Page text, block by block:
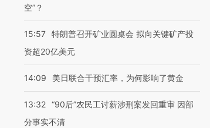
空”？
15:57 特朗普召开矿业圆桌会 拟向关键矿产投
资超20亿美元
14:09 美日联合干预汇率，为何影响了黄金
13:32 “90后”农民工讨薪涉刑案发回重审 因部
分事实不清